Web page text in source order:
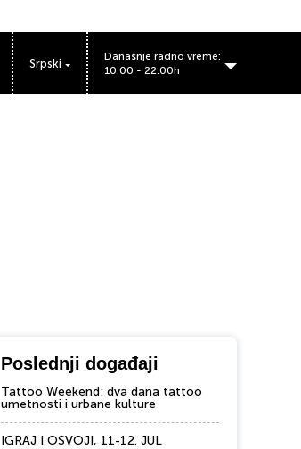
Srpski
Današnje radno vreme:
10:00 - 22:00h
Poslednji događaji
Tattoo Weekend: dva dana tattoo
umetnosti i urbane kulture
IGRAJ I OSVOJI, 11-12. JUL